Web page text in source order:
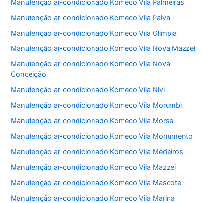
Manutenção ar-condicionado Komeco Vila Palmeiras
Manutenção ar-condicionado Komeco Vila Paiva
Manutenção ar-condicionado Komeco Vila Olímpia
Manutenção ar-condicionado Komeco Vila Nova Mazzei
Manutenção ar-condicionado Komeco Vila Nova
Conceição
Manutenção ar-condicionado Komeco Vila Nivi
Manutenção ar-condicionado Komeco Vila Morumbi
Manutenção ar-condicionado Komeco Vila Morse
Manutenção ar-condicionado Komeco Vila Monumento
Manutenção ar-condicionado Komeco Vila Medeiros
Manutenção ar-condicionado Komeco Vila Mazzei
Manutenção ar-condicionado Komeco Vila Mascote
Manutenção ar-condicionado Komeco Vila Marina